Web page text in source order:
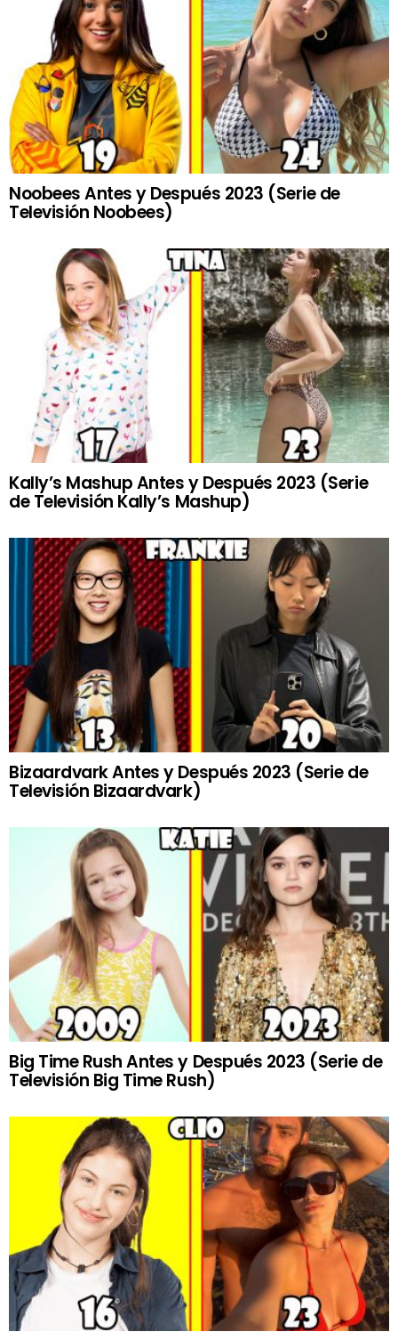
Noobees Antes y Después 2023 (Serie de
Televisión Noobees)
Kally’s Mashup Antes y Después 2023 (Serie
de Televisión Kally’s Mashup)
Bizaardvark Antes y Después 2023 (Serie de
Televisión Bizaardvark)
Big Time Rush Antes y Después 2023 (Serie de
Televisión Big Time Rush)